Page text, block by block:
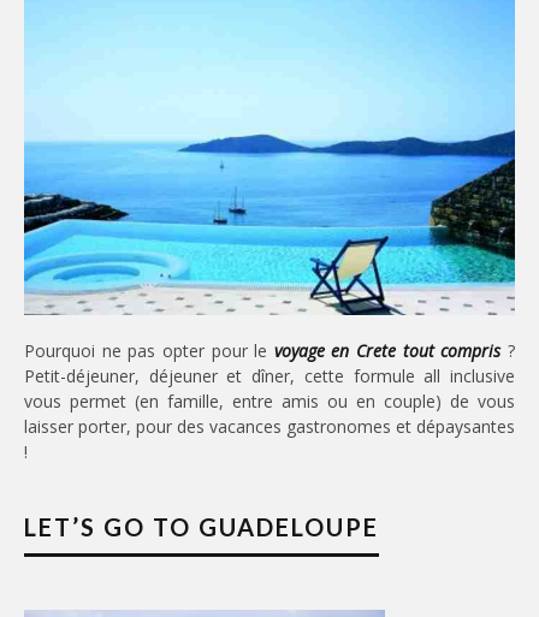
Pourquoi ne pas opter pour le voyage en Crete tout compris?
Petit-déjeuner, déjeuner et dîner, cette formule all inclusive
vous permet (en famille, entre amis ou en couple) de vous
laisser porter, pour des vacances gastronomes et dépaysantes
!
LET’S GO TO GUADELOUPE